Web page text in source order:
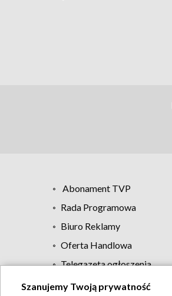
Abonament TVP
Rada Programowa
Biuro Reklamy
Oferta Handlowa
Telegazeta ogłoszenia
Szanujemy Twoją prywatność